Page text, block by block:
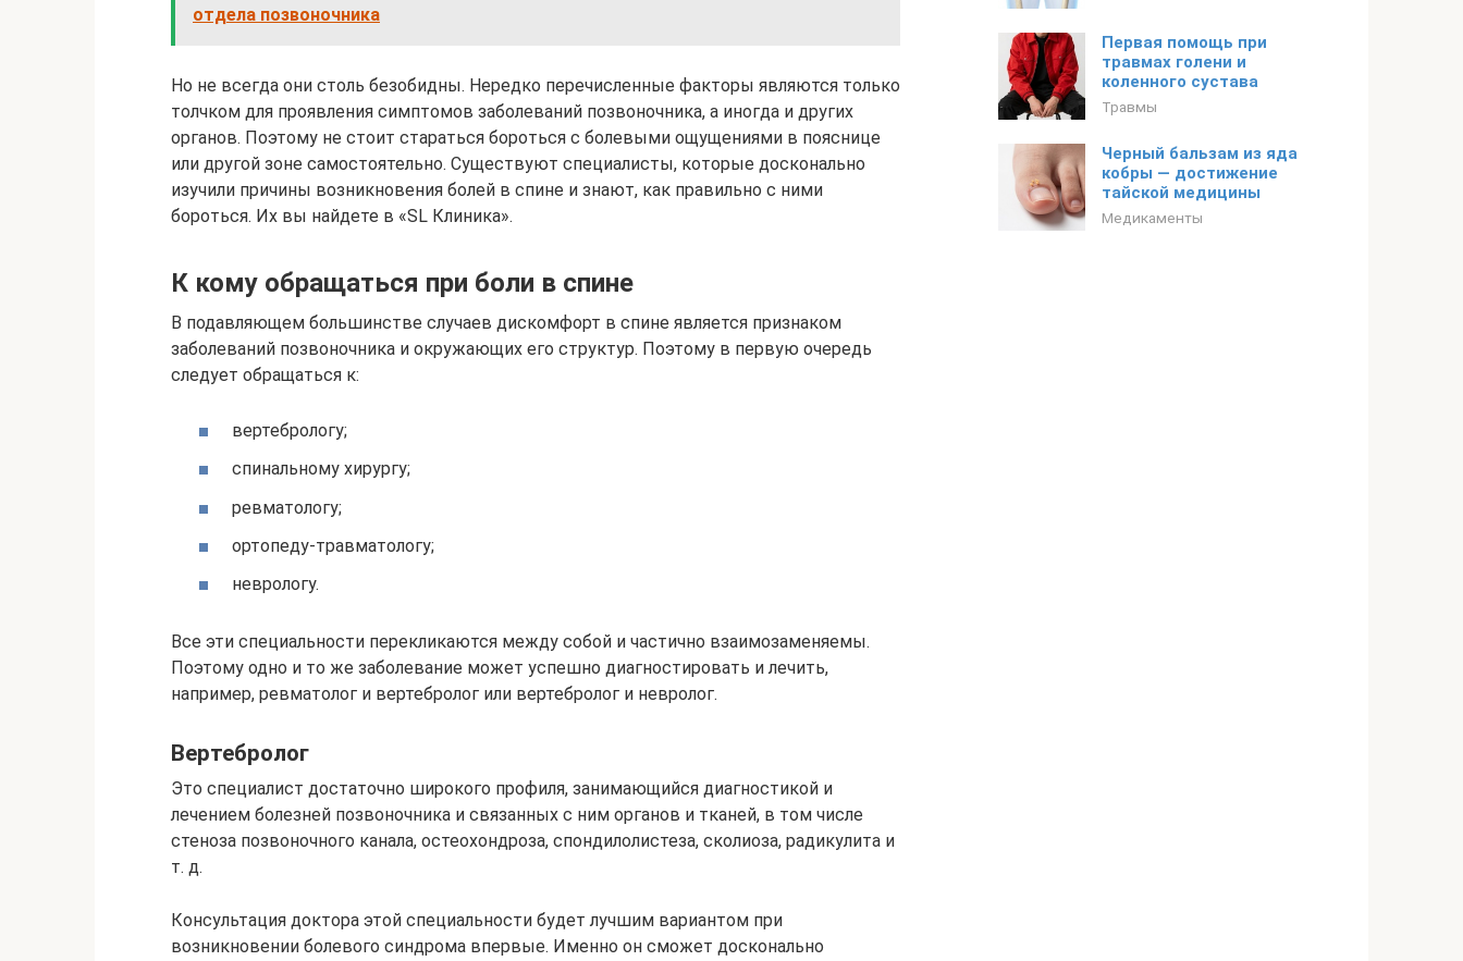
отдела позвоночника
Но не всегда они столь безобидны. Нередко перечисленные факторы являются только
толчком для проявления симптомов заболеваний позвоночника, а иногда и других
органов. Поэтому не стоит стараться бороться с болевыми ощущениями в пояснице
или другой зоне самостоятельно. Существуют специалисты, которые досконально
изучили причины возникновения болей в спине и знают, как правильно с ними
бороться. Их вы найдете в «SL Клиника».
К кому обращаться при боли в спине
В подавляющем большинстве случаев дискомфорт в спине является признаком
заболеваний позвоночника и окружающих его структур. Поэтому в первую очередь
следует обращаться к:
вертебрологу;
спинальному хирургу;
ревматологу;
ортопеду-травматологу;
неврологу.
Все эти специальности перекликаются между собой и частично взаимозаменяемы.
Поэтому одно и то же заболевание может успешно диагностировать и лечить,
например, ревматолог и вертебролог или вертебролог и невролог.
Вертебролог
Это специалист достаточно широкого профиля, занимающийся диагностикой и
лечением болезней позвоночника и связанных с ним органов и тканей, в том числе
стеноза позвоночного канала, остеохондроза, спондилолистеза, сколиоза, радикулита и
т. д.
Консультация доктора этой специальности будет лучшим вариантом при
возникновении болевого синдрома впервые. Именно он сможет досконально
Первая помощь при
травмах голени и
коленного сустава
Травмы
Черный бальзам из яда
кобры — достижение
тайской медицины
Медикаменты